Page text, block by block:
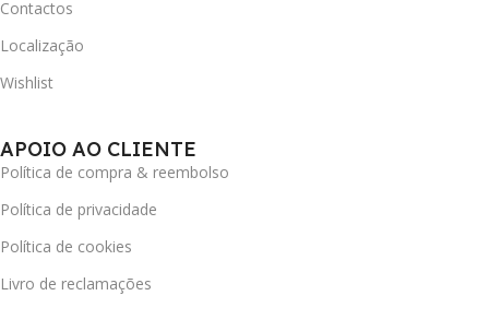
Contactos
Localização
Wishlist
APOIO AO CLIENTE
Política de compra & reembolso
Política de privacidade
Política de cookies
Livro de reclamações